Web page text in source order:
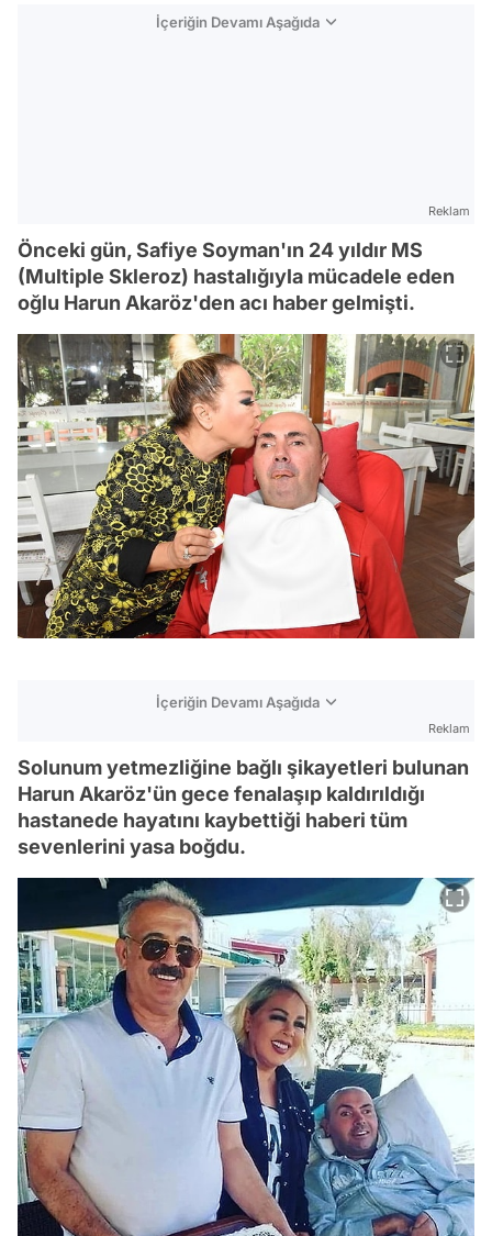
İçeriğin Devamı Aşağıda
Reklam
Önceki gün, Safiye Soyman'ın 24 yıldır MS
(Multiple Skleroz) hastalığıyla mücadele eden
oğlu Harun Akaröz'den acı haber gelmişti.
İçeriğin Devamı Aşağıda
Reklam
Solunum yetmezliğine bağlı şikayetleri bulunan
Harun Akaröz'ün gece fenalaşıp kaldırıldığı
hastanede hayatını kaybettiği haberi tüm
sevenlerini yasa boğdu.